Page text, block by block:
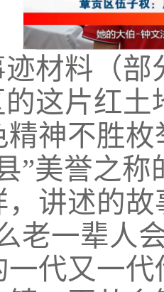
材料（部
这片红
精神不胜
”美誉之
，讲述的
老一辈人
一代又一